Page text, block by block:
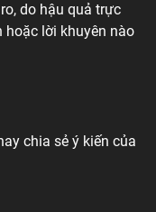
do hậu quả trực
hoặc lời khuyên nào
chia sẻ ý kiến của